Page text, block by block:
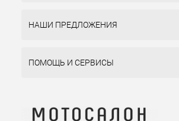
НАШИ ПРЕДЛОЖЕНИЯ
ПОМОЩЬ И СЕРВИСЫ